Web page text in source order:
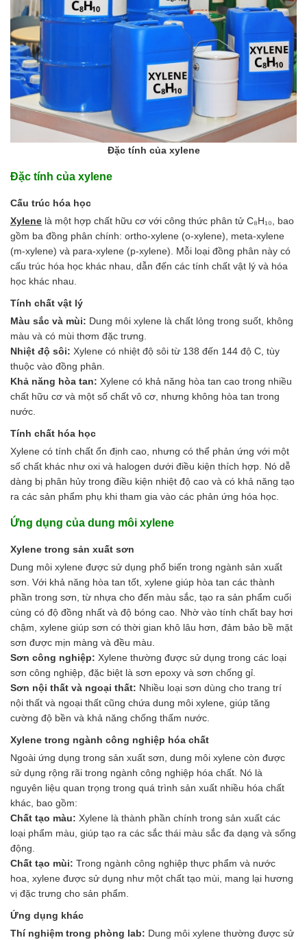
Đặc tính của xylene
Đặc tính của xylene
Cấu trúc hóa học
Xylene là một hợp chất hữu cơ với công thức phân tử C₈H₁₀, bao
gồm ba đồng phân chính: ortho-xylene (o-xylene), meta-xylene
(m-xylene) và para-xylene (p-xylene). Mỗi loại đồng phân này có
cấu trúc hóa học khác nhau, dẫn đến các tính chất vật lý và hóa
học khác nhau.
Tính chất vật lý
Màu sắc và mùi: Dung môi xylene là chất lỏng trong suốt, không
màu và có mùi thơm đặc trưng.
Nhiệt độ sôi: Xylene có nhiệt độ sôi từ 138 đến 144 độ C, tùy
thuộc vào đồng phân.
Khả năng hòa tan: Xylene có khả năng hòa tan cao trong nhiều
chất hữu cơ và một số chất vô cơ, nhưng không hòa tan trong
nước.
Tính chất hóa học
Xylene có tính chất ổn định cao, nhưng có thể phản ứng với một
số chất khác như oxi và halogen dưới điều kiện thích hợp. Nó dễ
dàng bị phân hủy trong điều kiện nhiệt độ cao và có khả năng tạo
ra các sản phẩm phụ khi tham gia vào các phản ứng hóa học.
Ứng dụng của dung môi xylene
Xylene trong sản xuất sơn
Dung môi xylene được sử dụng phổ biến trong ngành sản xuất
sơn. Với khả năng hòa tan tốt, xylene giúp hòa tan các thành
phần trong sơn, từ nhựa cho đến màu sắc, tạo ra sản phẩm cuối
cùng có độ đồng nhất và độ bóng cao. Nhờ vào tính chất bay hơi
chậm, xylene giúp sơn có thời gian khô lâu hơn, đảm bảo bề mặt
sơn được mịn màng và đều màu.
Sơn công nghiệp: Xylene thường được sử dụng trong các loại
sơn công nghiệp, đặc biệt là sơn epoxy và sơn chống gỉ.
Sơn nội thất và ngoại thất: Nhiều loại sơn dùng cho trang trí
nội thất và ngoại thất cũng chứa dung môi xylene, giúp tăng
cường độ bền và khả năng chống thấm nước.
Xylene trong ngành công nghiệp hóa chất
Ngoài ứng dụng trong sản xuất sơn, dung môi xylene còn được
sử dụng rộng rãi trong ngành công nghiệp hóa chất. Nó là
nguyên liệu quan trọng trong quá trình sản xuất nhiều hóa chất
khác, bao gồm:
Chất tạo màu: Xylene là thành phần chính trong sản xuất các
loại phẩm màu, giúp tạo ra các sắc thái màu sắc đa dạng và sống
động.
Chất tạo mùi: Trong ngành công nghiệp thực phẩm và nước
hoa, xylene được sử dụng như một chất tạo mùi, mang lại hương
vị đặc trưng cho sản phẩm.
Ứng dụng khác
Thí nghiệm trong phòng lab: Dung môi xylene thường được sử